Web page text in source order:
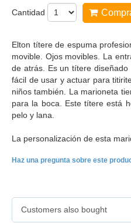
Cantidad
Elton títere de espuma
movible. Ojos movibles. La
de atrás. Es un títere
fácil de usar y actuar para
niños también. La marioneta
para la boca. Este títere está
pelo y lana.
La personalización de esta
Haz una pregunta sobre este
Customers also bought